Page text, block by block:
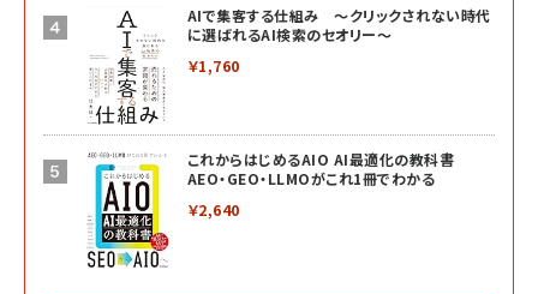
AIで集客する仕組み ～クリックされない時代
に選ばれるAI検索のセオリー～
￥1,760
これからはじめるAIO AI最適化の教科書
AEO・GEO・LLMOがこれ1冊でわかる
￥2,640